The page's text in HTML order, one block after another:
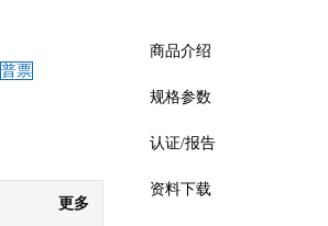
普票
更多
商品介绍
规格参数
认证/报告
资料下载